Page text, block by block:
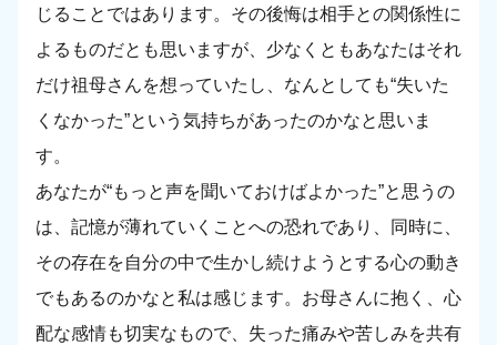
じることではあります。その後悔は相手との関係性に
よるものだとも思いますが、少なくともあなたはそれ
だけ祖母さんを想っていたし、なんとしても“失いた
くなかった”という気持ちがあったのかなと思いま
す。
あなたが“もっと声を聞いておけばよかった”と思うの
は、記憶が薄れていくことへの恐れであり、同時に、
その存在を自分の中で生かし続けようとする心の動き
でもあるのかなと私は感じます。お母さんに抱く、心
配な感情も切実なもので、失った痛みや苦しみを共有